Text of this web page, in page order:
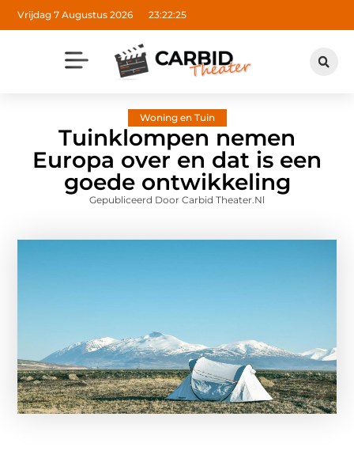
Vrijdag 7 Augustus 2026 23:22:26
Woning en Tuin
Tuinklompen nemen
Europa over en dat is een
goede ontwikkeling
Gepubliceerd Door Carbid Theater.nl